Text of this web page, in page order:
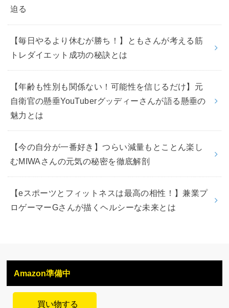
迫る
【毎日やるより休むが勝ち！】ともさんが考える筋
トレダイエット成功の秘訣とは
【年齢も性別も関係ない！可能性を信じるだけ】元
自衛官の懸垂YouTuberグッディーさんが語る懸垂の
魅力とは
【今の自分が一番好き】つらい減量もとことん楽し
むMIWAさんの元気の秘密を徹底解剖
【eスポーツとフィットネスは最高の相性！】兼業プ
ロゲーマーGさんが描くヘルシーな未来とは
Amazon準備中
買い物する